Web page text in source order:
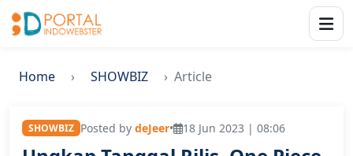
Home SHOWBIZ Article
SHOWBIZ Posted by deJeer• 18 Jun 2023 | 08:06